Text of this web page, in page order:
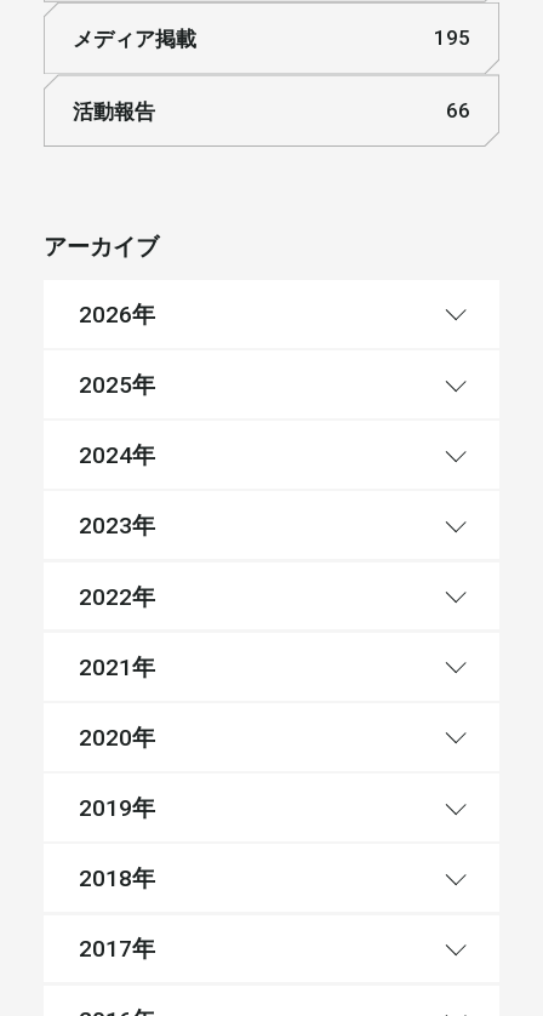
メディア掲載 195
活動報告 66
アーカイブ
2026年
2025年
2024年
2023年
2022年
2021年
2020年
2019年
2018年
2017年